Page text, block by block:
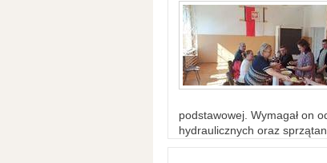
podstawowej. Wymagał on
hydraulicznych oraz